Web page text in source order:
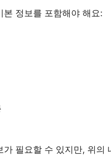
정보를 포함해야 해요:
가 필요할 수 있지만, 위의